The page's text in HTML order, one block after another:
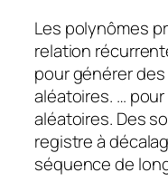
Les polynômes
relation
pour générer
aléatoires. …
aléatoires. Des
registre à
séquence de